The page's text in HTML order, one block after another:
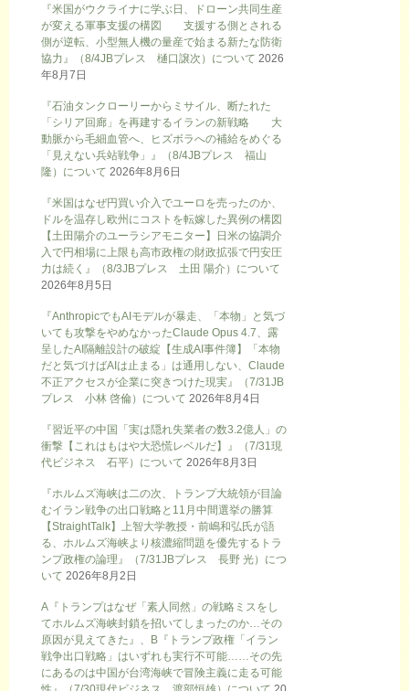
『米国がウクライナに学ぶ日、ドローン共同生産
が変える軍事支援の構図 支援する側とされる
側が逆転、小型無人機の量産で始まる新たな防衛
協力』（8/4JBプレス 樋口譲次）について 2026
年8月7日
『石油タンクローリーからミサイル、断たれた
「シリア回廊」を再建するイランの新戦略 大
動脈から毛細血管へ、ヒズボラへの補給をめぐる
「見えない兵站戦争」』（8/4JBプレス 福山
隆）について 2026年8月6日
『米国はなぜ円買い介入でユーロを売ったのか、
ドルを温存し欧州にコストを転嫁した異例の構図
【土田陽介のユーラシアモニター】日米の協調介
入で円相場に上限も高市政権の財政拡張で円安圧
力は続く』（8/3JBプレス 土田 陽介）について
2026年8月5日
『AnthropicでもAIモデルが暴走、「本物」と気づ
いても攻撃をやめなかったClaude Opus 4.7、露
呈したAI隔離設計の破綻【生成AI事件簿】「本物
だと気づけばAIは止まる」は通用しない、Claude
不正アクセスが企業に突きつけた現実』（7/31JB
プレス 小林 啓倫）について 2026年8月4日
『習近平の中国「実は隠れ失業者の数3.2億人」の
衝撃【これはもはや大恐慌レベルだ】』（7/31現
代ビジネス 石平）について 2026年8月3日
『ホルムズ海峡は二の次、トランプ大統領が目論
むイラン戦争の出口戦略と11月中間選挙の勝算
【StraightTalk】上智大学教授・前嶋和弘氏が語
る、ホルムズ海峡より核濃縮問題を優先するトラ
ンプ政権の論理』（7/31JBプレス 長野 光）につ
いて 2026年8月2日
A『トランプはなぜ「素人同然」の戦略ミスをし
てホルムズ海峡封鎖を招いてしまったのか…その
原因が見えてきた』、B『トランプ政権「イラン
戦争出口戦略」はいずれも実行不可能……その先
にあるのは中国が台湾海峡で冒険主義に走る可能